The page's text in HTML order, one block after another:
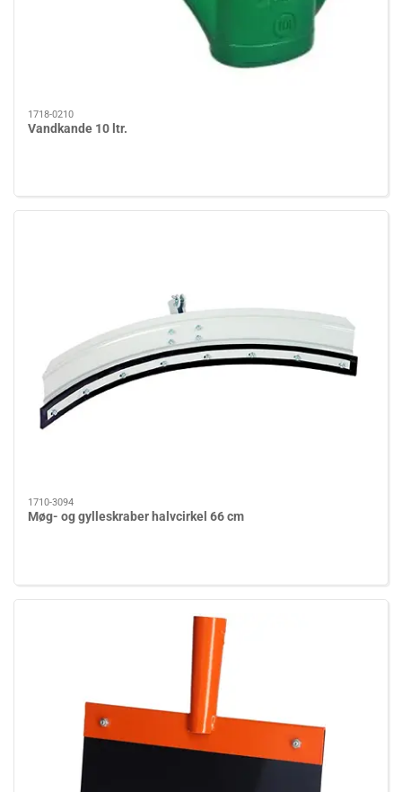
1718-0210
Vandkande 10 ltr.
1710-3094
Møg- og gylleskraber halvcirkel 66 cm